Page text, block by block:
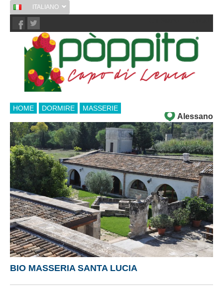
ITALIANO
HOME DORMIRE MASSERIE
Alessano
BIO MASSERIA SANTA LUCIA